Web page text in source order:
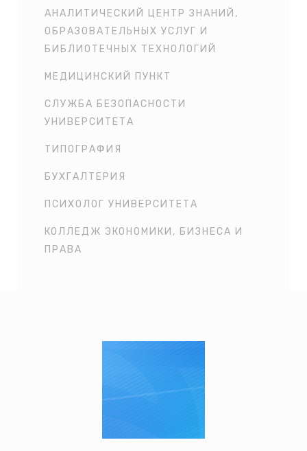
АНАЛИТИЧЕСКИЙ ЦЕНТР ЗНАНИЙ,
ОБРАЗОВАТЕЛЬНЫХ УСЛУГ И
БИБЛИОТЕЧНЫХ ТЕХНОЛОГИЙ
МЕДИЦИНСКИЙ ПУНКТ
СЛУЖБА БЕЗОПАСНОСТИ
УНИВЕРСИТЕТА
ТИПОГРАФИЯ
БУХГАЛТЕРИЯ
ПСИХОЛОГ УНИВЕРСИТЕТА
КОЛЛЕДЖ ЭКОНОМИКИ, БИЗНЕСА И
ПРАВА